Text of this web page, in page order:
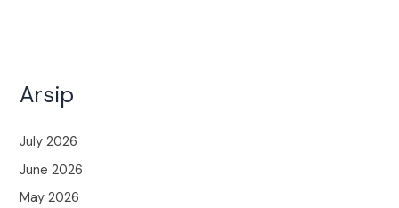
Arsip
July 2026
June 2026
May 2026